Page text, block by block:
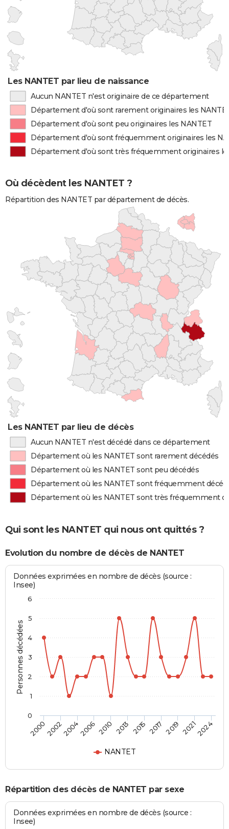
Les NANTET par lieu de naissance
Aucun NANTET n'est originaire de ce département
Département d'où sont rarement originaires les
Département d'où sont peu originaires les NANTET
Département d'où sont fréquemment originaires les
Département d'où sont très fréquemment originaires
Où décèdent les NANTET ?
Répartition des NANTET par département de décès.
Les NANTET par lieu de décès
Aucun NANTET n'est décédé dans ce département
Département où les NANTET sont rarement décédés
Département où les NANTET sont peu décédés
Département où les NANTET sont fréquemment
Département où les NANTET sont très fréquemment
Qui sont les NANTET qui nous ont quittés ?
Evolution du nombre de décès de NANTET
Personnes décédées
Données exprimées en nombre de décès (source :
Insee)
NANTET
2000200220042006 2010 2013 2015 2017 2019 20212024
0
1
2
3
4
5
6
Répartition des décès de NANTET par sexe
Données exprimées en nombre de décès (source :
Insee)